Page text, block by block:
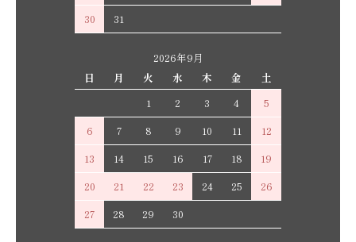
30
31
2026年9月
日
月 火 水 木 金
土
1
2 3 4
5
6
7 8 9 10 11
12
13
14 15 16 17 18
19
20
21 22 23 24 25
26
27
28 29 30